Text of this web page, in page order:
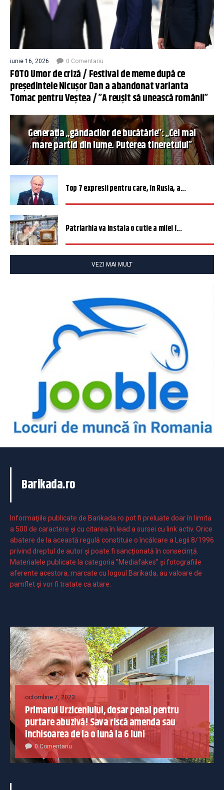
iunie 16, 2026 0 Comentariu
FOTO Umor de criză / Festival de meme după ce
președintele Nicușor Dan a abandonat varianta
Tomac pentru Veștea / ”A reușit să unească românii”
Generația „gândacilor de bucătărie”: „Cel mai
mare partid din lume. Puterea tineretului”
Top 7 expresii pentru care, în Rusia, a...
Patriarhia va instala o cutie a milei î...
VEZI MAI MULT
Barikada.ro
Informaţiile publicate de Barikada.ro pot fi preluate doar în limita
a 500 de caractere şi cu citarea în lead a sursei cu link activ. Orice
abatere de la această regulă constituie o încălcare a Legii 8/1996
privind dreptul de autor și poate fi sancționată în consecință.
Materialele publicate la categoria ”Mediafakes” și fotografiile
aferente acestora, marcate cu logoul Barikada, au valoare de
pamflet și vor fi tratate ca atare.
octombrie 7, 2023
Primarul Urziceniului, dosar penal pentru
purtare abuzivă! Sava riscă amenda sau
închisoarea de la o lună la 6 luni
0 Comentariu